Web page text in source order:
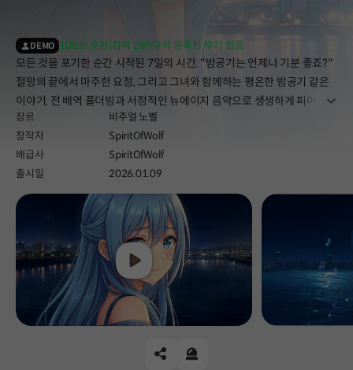
DEMO 100% 추천(참여 2명)아직 등록된 후기 없음
모든 것을 포기한 순간 시작된 7일의 시간. "밤공기는 언제나 기분 좋죠?"
절망의 끝에서 마주한 요정, 그리고 그녀와 함께하는 평온한 밤공기 같은
이야기. 전 배역 풀더빙과 서정적인 뉴에이지 음악으로 생생하게 피어나는
정통 클래식 로맨스.
더보
장르
비주얼 노벨
창작자
SpiritOfWolf
배급사
SpiritOfWolf
출시일
2026.01.09
Play
공유하기신고하기